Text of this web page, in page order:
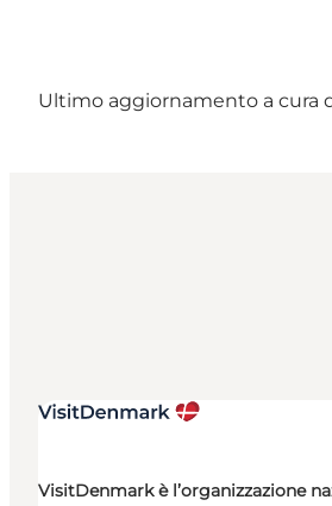
Ultimo aggiornamento a cura
VisitDenmark è l’organizzazione